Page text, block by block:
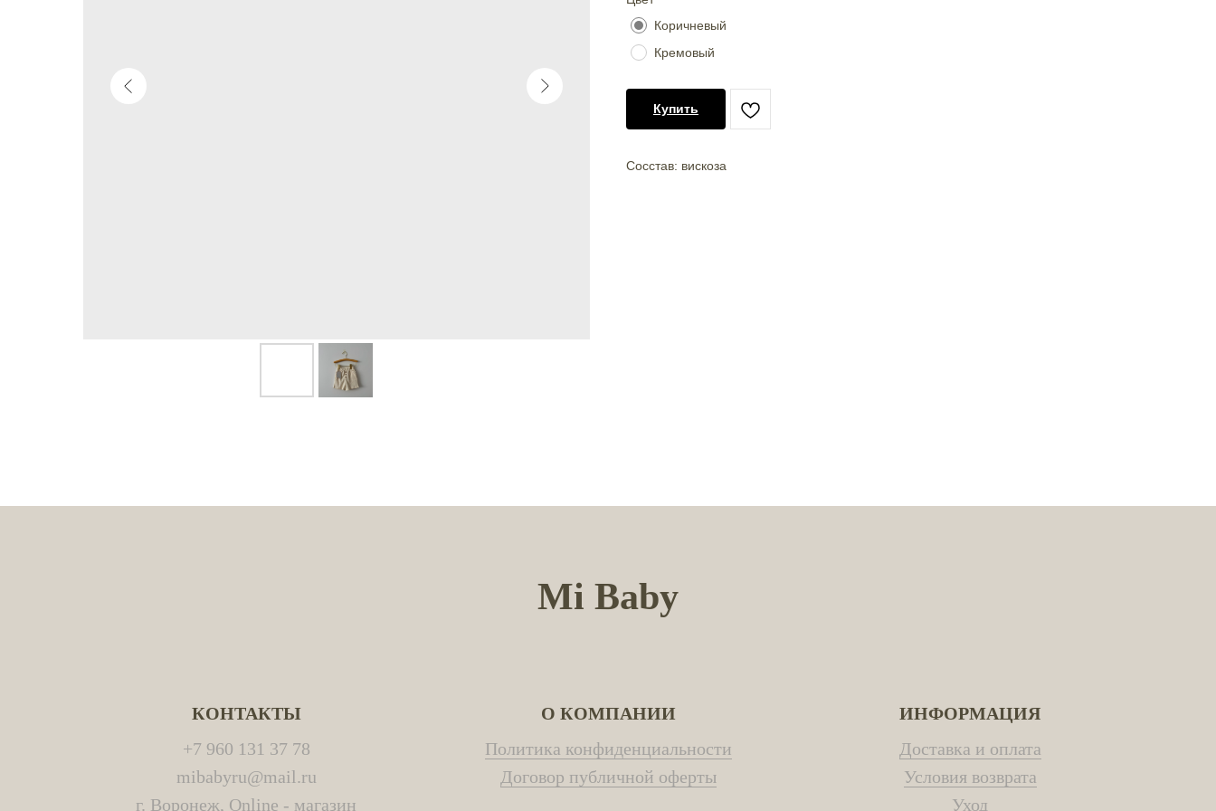
Коричневый
Кремовый
Купить
Сосстав: вискоза
Mi Baby
КОНТАКТЫ
+7 960 131 37 78
mibabyru@mail.ru
г. Воронеж, Online - магазин
О КОМПАНИИ
Политика конфиденциальности
Договор публичной оферты
ИНФОРМАЦИЯ
Доставка и оплата
Условия возврата
Уход